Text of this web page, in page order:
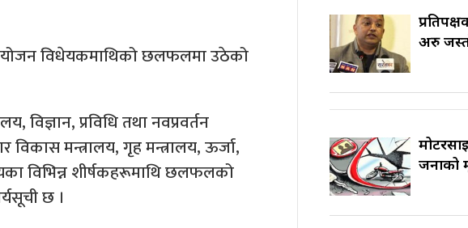
विधेयकमाथिको छलफलमा उठेको
विज्ञान, प्रविधि तथा नवप्रवर्तन
विकास मन्त्रालय, गृह मन्त्रालय, ऊर्जा,
विभिन्न शीर्षकहरूमाथि छलफलको
छ ।
अरु
जनाको